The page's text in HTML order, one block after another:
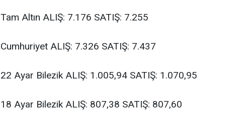
Tam Altın ALIŞ: 7.176 SATIŞ: 7.255
Cumhuriyet ALIŞ: 7.326 SATIŞ: 7.437
22 Ayar Bilezik ALIŞ: 1.005,94 SATIŞ: 1.070,95
18 Ayar Bilezik ALIŞ: 807,38 SATIŞ: 807,60